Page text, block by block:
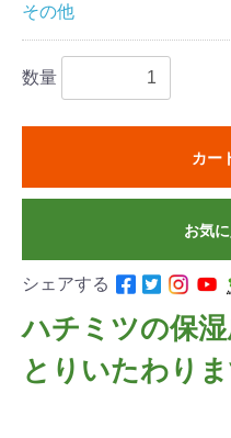
その他
数量
カー
お気
シェアする
ハチミツの保
とりいたわり